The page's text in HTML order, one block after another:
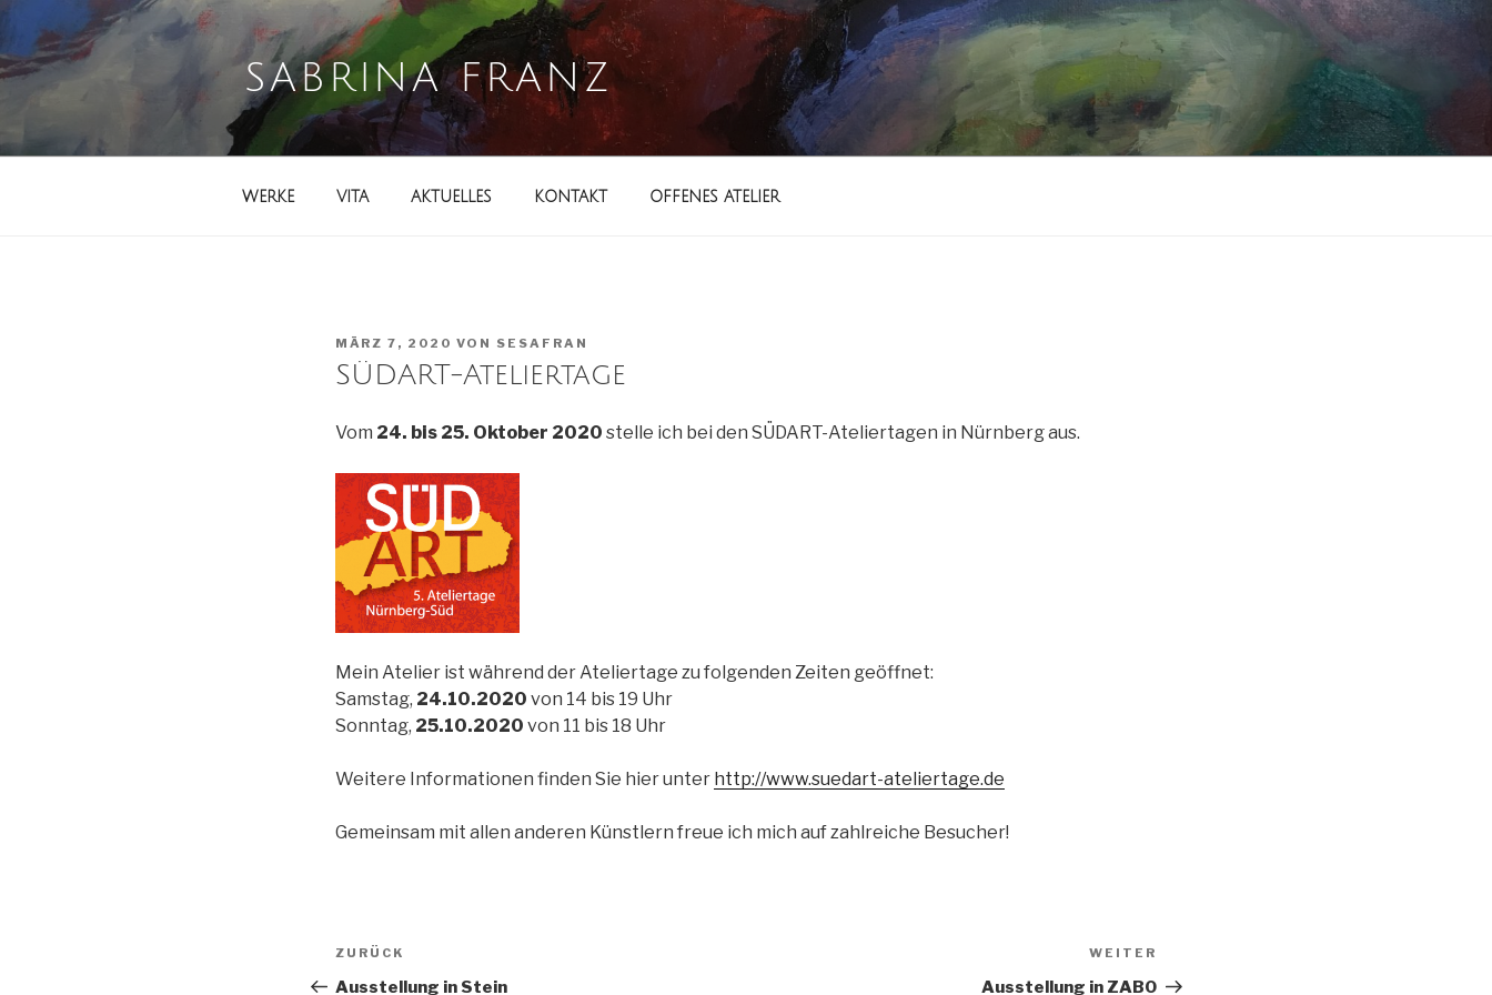
Zum
Inhalt
springen
SABRINA FRANZ
WERKE VITA AKTUELLES KONTAKT OFFENES ATELIER
VERÖFFENTLICHT
AM
MÄRZ 7, 2020 VON SESAFRAN
SÜDART-Ateliertage
Vom 24. bis 25. Oktober 2020 stelle ich bei den SÜDART-Ateliertagen in Nürnberg aus.
Mein Atelier ist während der Ateliertage zu folgenden Zeiten geöffnet:
Samstag, 24.10.2020 von 14 bis 19 Uhr
Sonntag, 25.10.2020 von 11 bis 18 Uhr
Weitere Informationen finden Sie hier unter http://www.suedart-ateliertage.de
Gemeinsam mit allen anderen Künstlern freue ich mich auf zahlreiche Besucher!
Beitragsnavigation
Vorheriger
Beitrag
ZURÜCK
Ausstellung in Stein
Beitrag
WEITER
Ausstellung in ZABO